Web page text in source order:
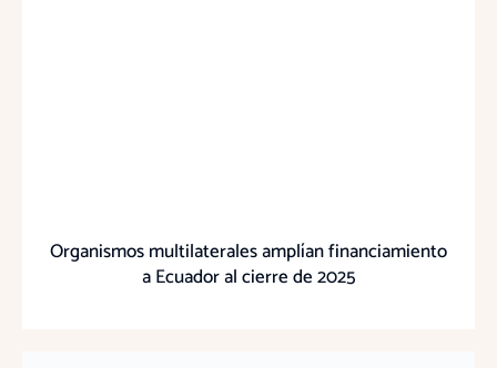
Organismos multilaterales amplían financiamiento
a Ecuador al cierre de 2025